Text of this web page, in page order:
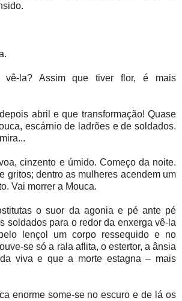
la? Assim que tiver flor, é mais
abril e que transformação! Quase
escárnio de ladrões e de soldados.
cinzento e úmido. Começo da noite.
gritos; dentro as mulheres acendem um
Vai morrer a Mouca.
o suor da agonia e pé ante pé
soldados para o redor da enxerga vê-la
lençol um corpo ressequido e no
se só a rala aflita, o estertor, a ânsia
viva e que a morte estagna – mais
enorme some-se no escuro e de lá os